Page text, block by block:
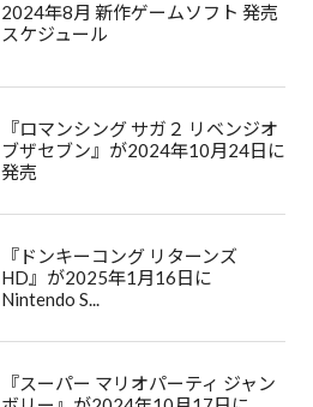
2024年8月 新作ゲームソフト 発売
スケジュール
『ロマンシング サガ２ リベンジオ
ブザセブン』が2024年10月24日に
発売
『ドンキーコング リターンズ
HD』が2025年1月16日に
Nintendo S...
『スーパー マリオパーティ ジャン